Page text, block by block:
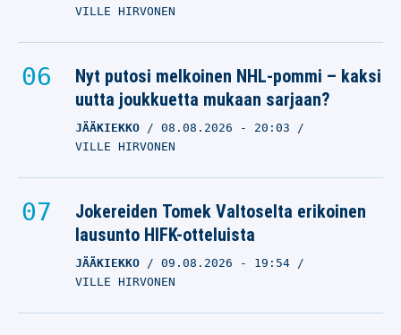
VILLE HIRVONEN
Nyt putosi melkoinen NHL-pommi – kaksi
uutta joukkuetta mukaan sarjaan?
JÄÄKIEKKO 08.08.2026 - 20:03
VILLE HIRVONEN
Jokereiden Tomek Valtoselta erikoinen
lausunto HIFK-otteluista
JÄÄKIEKKO 09.08.2026 - 19:54
VILLE HIRVONEN